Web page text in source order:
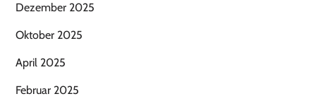
Dezember 2025
Oktober 2025
April 2025
Februar 2025